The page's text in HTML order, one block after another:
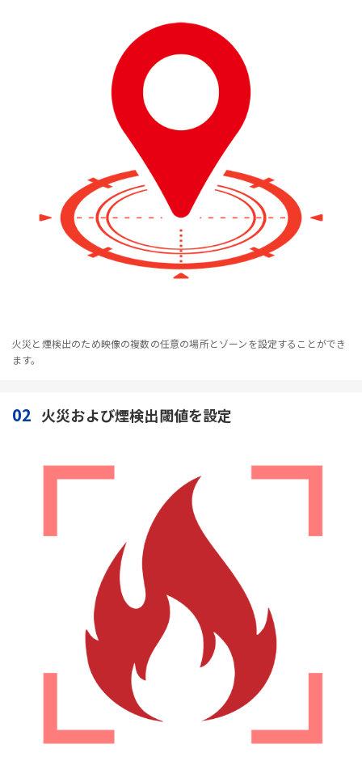
火災と煙検出のため映像の複数の任意の場所とゾーンを設定することができ
ます。
02 火災および煙検出閾値を設定